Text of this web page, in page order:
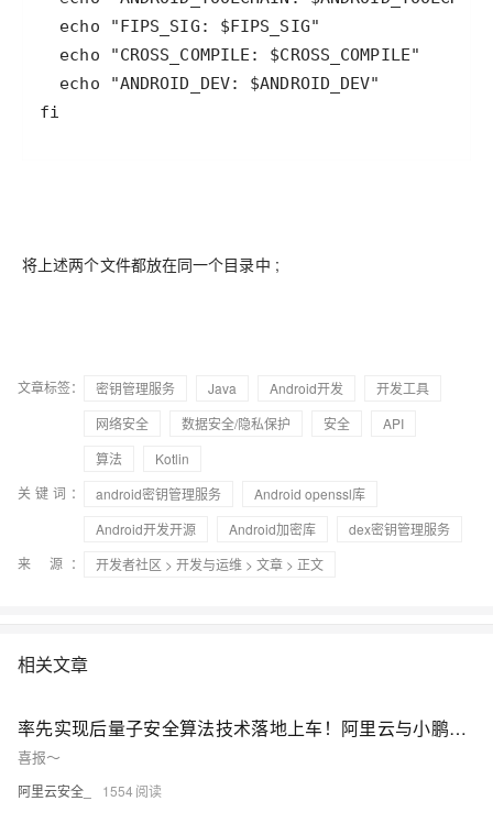
fi
将上述两个文件都放在同一个目录中 ;
文章标签： 密钥管理服务 Java Android开发
开发工具
网络安全
数据安全/隐私保护 安全
API
算法
Kotlin
关键词：
android密钥管理服务
Android openssl库
Android开发开源
Android加密库
dex密钥管理服务
来 源：
开发者社区 > 开发与运维 > 文章 > 正文
相关文章
率先实现后量子安全算法技术落地上车！阿里云与小鹏汽车签署后量子加密安全合作协议
喜报～
阿里云安全_ 1554